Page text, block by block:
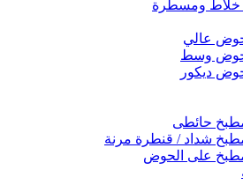
عالي
وسط
ديكور
حائطى
شداد / قنطرة مرنة
على الحوض